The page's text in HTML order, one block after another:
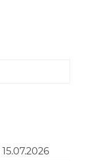
15.07.2026